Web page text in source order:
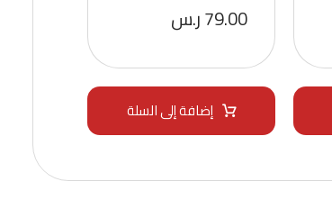
79.00ر.س
إضافة إلى السلة